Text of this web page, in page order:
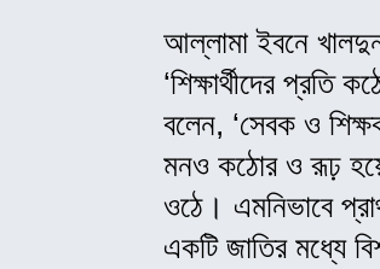
আল্লামা ইবনে
‘শিক্ষার্থীদের
বলেন, ‘সেবক ও
মনও কঠোর ও রূঢ়
ওঠে। এমনিভাবে
একটি জাতির মধ্যে